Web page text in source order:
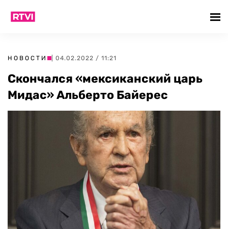
НОВОСТИ | 04.02.2022 / 11:21
Скончался «мексиканский царь
Мидас» Альберто Байерес